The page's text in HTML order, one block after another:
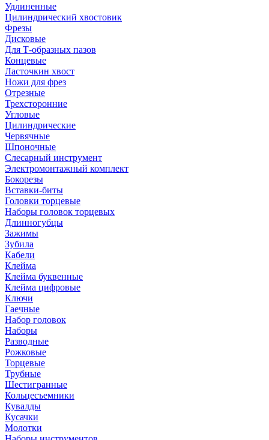
Удлиненные
Цилиндрический хвостовик
Фрезы
Дисковые
Для Т-образных пазов
Концевые
Ласточкин хвост
Ножи для фрез
Отрезные
Трехсторонние
Угловые
Цилиндрические
Червячные
Шпоночные
Слесарный инструмент
Электромонтажный комплект
Бокорезы
Вставки-биты
Головки торцевые
Наборы головок торцевых
Длинногубцы
Зажимы
Зубила
Кабели
Клейма
Клейма буквенные
Клейма цифровые
Ключи
Гаечные
Набор головок
Наборы
Разводные
Рожковые
Торцевые
Трубные
Шестигранные
Кольцесъемники
Кувалды
Кусачки
Молотки